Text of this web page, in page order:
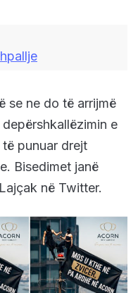
se ne do të arrijmë
e
punuar drejt
Bisedimet janë
në Twitter.